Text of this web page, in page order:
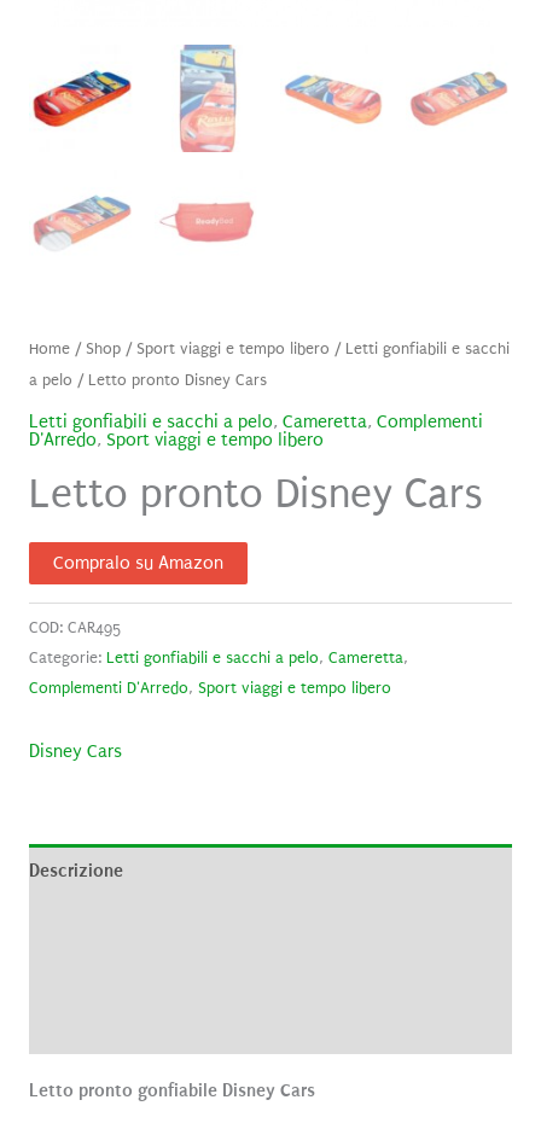
Home/ Shop/ Sport viaggi e tempo libero / Letti gonfiabili e sacchi
a pelo / Letto pronto Disney Cars
Letti gonfiabili e sacchi a pelo, Cameretta, Complementi
D'Arredo, Sport viaggi e tempo libero
Letto pronto Disney Cars
Compralo su Amazon
COD: CAR495
Categorie: Letti gonfiabili e sacchi a pelo, Cameretta,
Complementi D'Arredo, Sport viaggi e tempo libero
Disney Cars
Descrizione
Letto pronto gonfiabile Disney Cars